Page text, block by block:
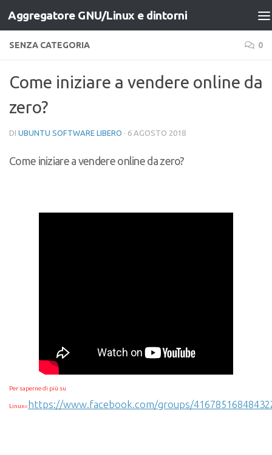
Salta al contenuto
Aggregatore GNU/Linux e dintorni
SENZA CATEGORIA 0
Come iniziare a vendere online da
zero?
DI UBUNTU SOFTWARE LIBERO · 6 AGOSTO 2018
Come iniziare a vendere online da zero?
Per saperne di più su
Linux=https://www.facebook.com/groups/